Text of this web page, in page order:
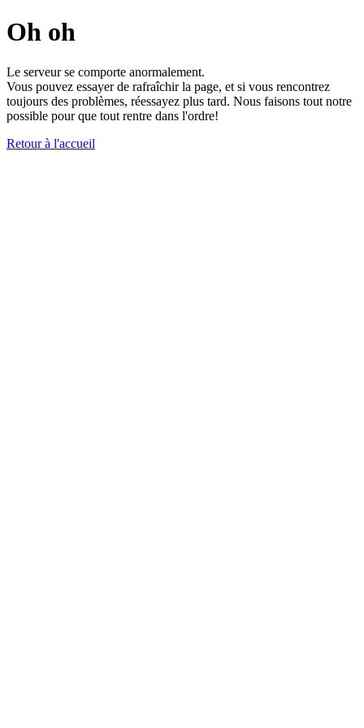
Oh oh
Le serveur se comporte anormalement.
Vous pouvez essayer de rafraîchir la page, et si vous rencontrez
toujours des problèmes, réessayez plus tard. Nous faisons tout notre
possible pour que tout rentre dans l'ordre!
Retour à l'accueil